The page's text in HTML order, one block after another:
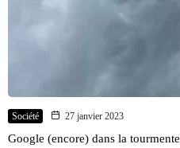
Société 27 janvier 2023
Google (encore) dans la tourmente